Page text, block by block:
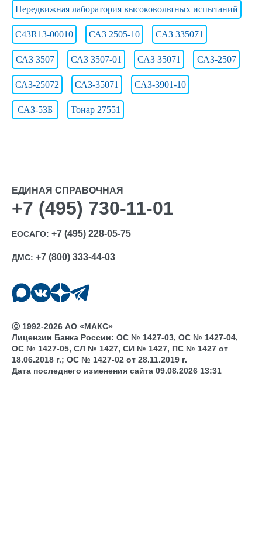
Передвижная лаборатория высоковольтных испытаний
С43R13-00010 САЗ 2505-10 САЗ 335071
САЗ 3507 САЗ 3507-01 САЗ 35071 САЗ-2507
САЗ-25072 САЗ-35071 САЗ-3901-10
САЗ-53Б Тонар 27551
ЕДИНАЯ СПРАВОЧНАЯ
+7 (495) 730-11-01
ЕОСАГО: +7 (495) 228-05-75
ДМС: +7 (800) 333-44-03
Ⓒ 1992-2026 АО «МАКС»
Лицензии Банка России: ОС № 1427-03, ОС № 1427-04,
ОС № 1427-05, СЛ № 1427, СИ № 1427, ПС № 1427 от
18.06.2018 г.; ОС № 1427-02 от 28.11.2019 г.
Дата последнего изменения сайта 09.08.2026 13:31